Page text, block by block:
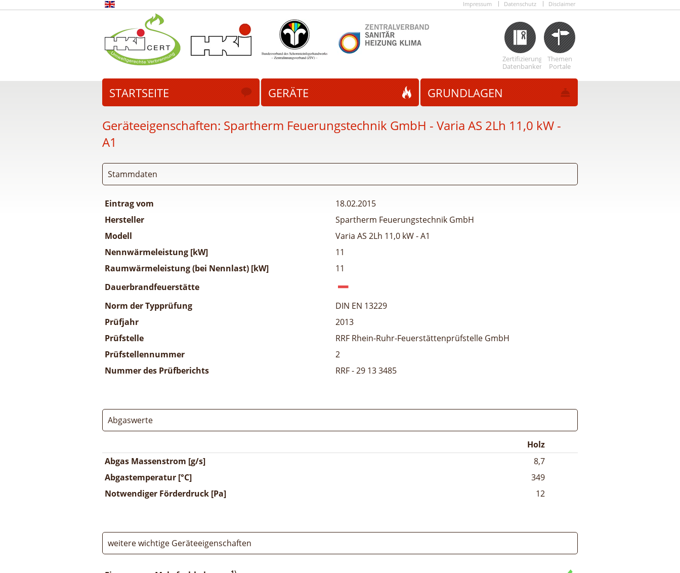
Impressum Datenschutz Disclaimer
Zertifizierungs
Datenbanken
Themen
Portale
STARTSEITE GERÄTE GRUNDLAGEN
Geräteeigenschaften: Spartherm Feuerungstechnik GmbH - Varia AS 2Lh 11,0 kW -
A1
Stammdaten
Eintrag vom
18.02.2015
Hersteller
Spartherm Feuerungstechnik GmbH
Modell
Varia AS 2Lh 11,0 kW - A1
Nennwärmeleistung [kW]
11
Raumwärmeleistung (bei Nennlast) [kW]
11
Dauerbrandfeuerstätte
Norm der Typprüfung
DIN EN 13229
Prüfjahr
2013
Prüfstelle
RRF Rhein-Ruhr-Feuerstättenprüfstelle GmbH
Prüfstellennummer
2
Nummer des Prüfberichts
RRF - 29 13 3485
Abgaswerte
Holz
Abgas Massenstrom [g/s]
8,7
Abgastemperatur [°C]
349
Notwendiger Förderdruck [Pa]
12
weitere wichtige Geräteeigenschaften